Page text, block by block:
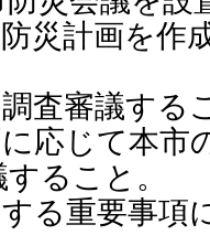
災計画を作
査審議する
応じて本市
ること。
る重要事項